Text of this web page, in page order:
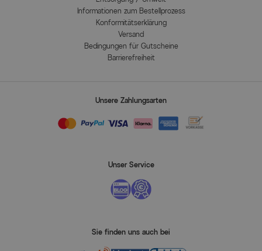
Informationen zum Bestellprozess
Konformitätserklärung
Versand
Bedingungen für Gutscheine
Barrierefreiheit
Unsere Zahlungsarten
Unser Service
Sie finden uns auch bei